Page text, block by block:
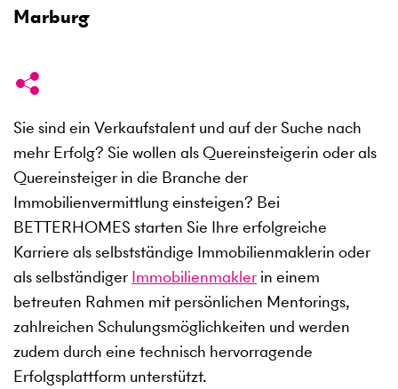
Marburg
Sie sind ein Verkaufstalent und auf der Suche nach
mehr Erfolg? Sie wollen als Quereinsteigerin oder als
Quereinsteiger in die Branche der
Immobilienvermittlung einsteigen? Bei
BETTERHOMES starten Sie Ihre erfolgreiche
Karriere als selbstständige Immobilienmaklerin oder
als selbständiger Immobilienmakler in einem
betreuten Rahmen mit persönlichen Mentorings,
zahlreichen Schulungsmöglichkeiten und werden
zudem durch eine technisch hervorragende
Erfolgsplattform unterstützt.